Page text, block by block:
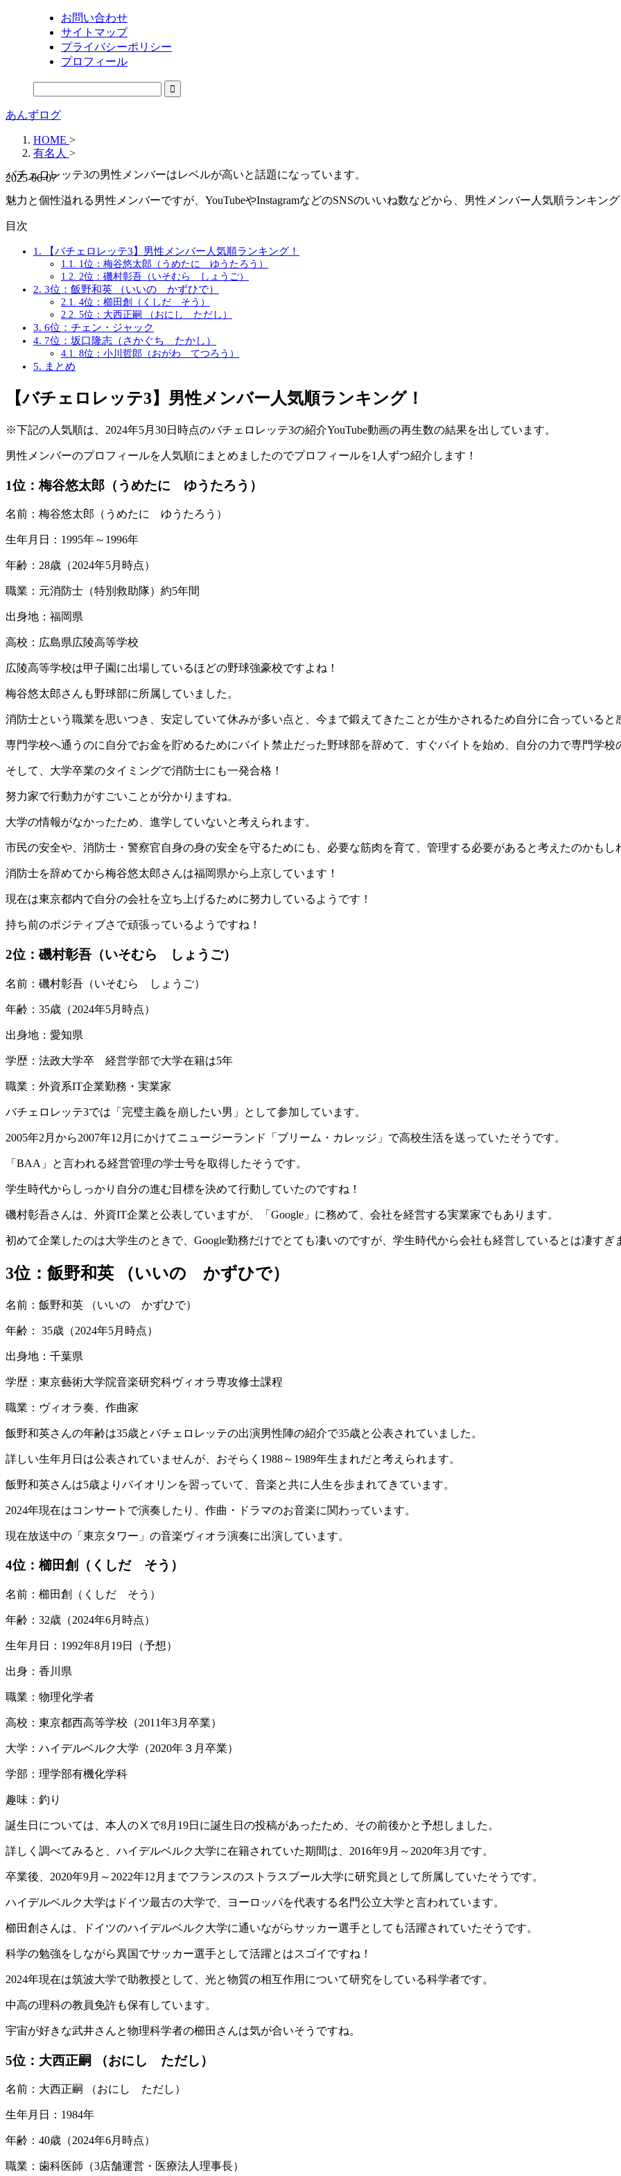
お問い合わせ
サイトマップ
プライバシーポリシー
プロフィール
あんずログ
HOME >
有名人 >
2025-06-07
バチェロレッテ3の男性メンバーはレベルが高いと話題になっています。
魅力と個性溢れる男性メンバーですが、YouTubeやInstagramなどのSNSのいいね数などから、男性メンバー人気順ランキン
目次
1. 【バチェロレッテ3】男性メンバー人気順ランキング！
1.1. 1位：梅谷悠太郎（うめたに ゆうたろう）
1.2. 2位：磯村彰吾（いそむら しょうご）
2. 3位：飯野和英 （いいの かずひで）
2.1. 4位：櫛田創（くしだ そう）
2.2. 5位：大西正嗣 （おにし ただし）
3. 6位：チェン・ジャック
4. 7位：坂口隆志（さかぐち たかし）
4.1. 8位：小川哲郎（おがわ てつろう）
5. まとめ
【バチェロレッテ3】男性メンバー人気順ランキング！
※下記の人気順は、2024年5月30日時点のバチェロレッテ3の紹介YouTube動画の再生数の結果を出しています。
男性メンバーのプロフィールを人気順にまとめましたのでプロフィールを1人ずつ紹介します！
1位 ：梅谷悠太郎（うめたに ゆうたろう）
名前：梅谷悠太郎（うめたに ゆうたろう）
生年月日：1995年～1996年
年齢：28歳（2024年5月時点）
職業：元消防士（特別救助隊）約5年間
出身地：福岡県
高校：広島県広陵高等学校
広陵高等学校は甲子園に出場しているほどの野球強豪校ですよね！
梅谷悠太郎さんも野球部に所属していました。
消防士という職業を思いつき、安定していて休みが多い点と、今まで鍛えてきたことが生かされるため自分に合っていると
専門学校へ通うのに自分でお金を貯めるためにバイト禁止だった野球部を辞めて、すぐバイトを始め、自分の力で専門学校
そして、大学卒業のタイミングで消防士にも一発合格！
努力家で行動力がすごいことが分かりますね。
大学の情報がなかったため、進学していないと考えられます。
市民の安全や、消防士・警察官自身の身の安全を守るためにも、必要な筋肉を育て、管理する必要があると考えたのかもし
消防士を辞めてから梅谷悠太郎さんは福岡県から上京しています！
現在は東京都内で自分の会社を立ち上げるために努力しているようです！
持ち前のポジティブさで頑張っているようですね！
2位 ：磯村彰吾（いそむら しょうご）
名前：磯村彰吾（いそむら しょうご）
年齢：35歳（2024年5月時点）
出身地：愛知県
学歴：法政大学卒 経営学部で大学在籍は5年
職業：外資系IT企業勤務・実業家
バチェロレッテ3では「完璧主義を崩したい男」として参加しています。
2005年2月から2007年12月にかけてニュージーランド「ブリーム・カレッジ」で高校生活を送っていたそうです。
「BAA」と言われる経営管理の学士号を取得したそうです。
学生時代からしっかり自分の進む目標を決めて行動していたのですね！
磯村彰吾さんは、外資IT企業と公表していますが、「Google」に務めて、会社を経営する実業家でもあります。
初めて企業したのは大学生のときで、Google勤務だけでとても凄いのですが、学生時代から会社も経営しているとは凄すぎ
3位 ：飯野和英 （いいの かずひで）
名前：飯野和英 （いいの かずひで）
年齢： 35歳（2024年5月時点）
出身地：千葉県
学歴：東京藝術大学院音楽研究科ヴィオラ専攻修士課程
職業：ヴィオラ奏、作曲家
飯野和英さんの年齢は35歳とバチェロレッテの出演男性陣の紹介で35歳と公表されていました。
詳しい生年月日は公表されていませんが、おそらく1988～1989年生まれだと考えられます。
飯野和英さんは5歳よりバイオリンを習っていて、音楽と共に人生を歩まれてきています。
2024年現在はコンサートで演奏したり、作曲・ドラマのお音楽に関わっています。
現在放送中の「東京タワー」の音楽ヴィオラ演奏に出演しています。
4位 ：櫛田創（くしだ そう）
名前：櫛田創（くしだ そう）
年齢：32歳（2024年6月時点）
生年月日：1992年8月19日（予想）
出身：香川県
職業：物理化学者
高校：東京都西高等学校（2011年3月卒業）
大学：ハイデルベルク大学（2020年３月卒業）
学部：理学部有機化学科
趣味：釣り
誕生日については、本人のⅩで8月19日に誕生日の投稿があったため、その前後かと予想しました。
詳しく調べてみると、ハイデルベルク大学に在籍されていた期間は、2016年9月～2020年3月です。
卒業後、2020年9月～2022年12月までフランスのストラスブール大学に研究員として所属していたそうです。
ハイデルベルク大学はドイツ最古の大学で、ヨーロッパを代表する名門公立大学と言われています。
櫛田創さんは、ドイツのハイデルベルク大学に通いながらサッカー選手としても活躍されていたそうです。
科学の勉強をしながら異国でサッカー選手として活躍とはスゴイですね！
2024年現在は筑波大学で助教授として、光と物質の相互作用について研究をしている科学者です。
中高の理科の教員免許も保有しています。
宇宙が好きな武井さんと物理科学者の櫛田さんは気が合いそうですね。
5位 ：大西正嗣 （おにし ただし）
名前：大西正嗣 （おにし ただし）
生年月日：1984年
年齢：40歳（2024年6月時点）
職業：歯科医師（3店舗運営・医療法人理事長）